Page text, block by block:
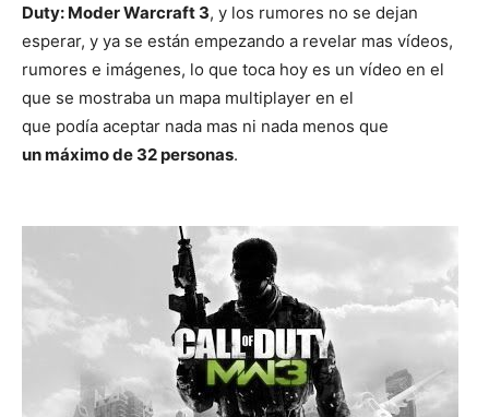
Mundo
Duty: Moder Warcraft 3, y los rumores no se dejan
esperar, y ya se están empezando a revelar mas vídeos,
rumores e imágenes, lo que toca hoy es un vídeo en el
que se mostraba un mapa multiplayer en el
que podía aceptar nada mas ni nada menos que
un máximo de 32 personas.